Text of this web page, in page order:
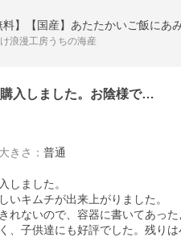
料】【国産】あたたかいご飯に
浪漫工房うちの海産
入しました。お陰様で…
大きさ ： 普通
しました。
いキムチが出来上がりました。
れないので、容器に書いてあっ
、子供達にも好評でした。残り